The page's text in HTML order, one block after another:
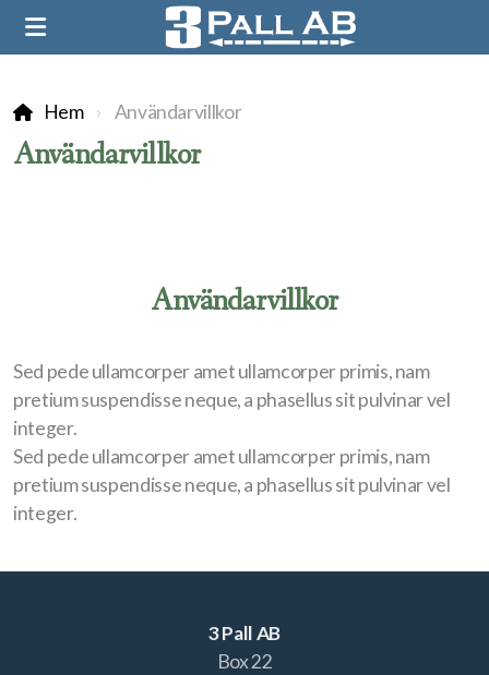
Hem Användarvillkor
Användarvillkor
Användarvillkor
Sed pede ullamcorper amet ullamcorper primis, nam
pretium suspendisse neque, a phasellus sit pulvinar vel
integer.
Sed pede ullamcorper amet ullamcorper primis, nam
pretium suspendisse neque, a phasellus sit pulvinar vel
integer.
3 Pall AB
Box 22